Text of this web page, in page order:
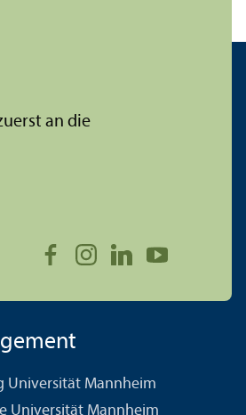
an die
Universität Mannheim
Universität Mannheim